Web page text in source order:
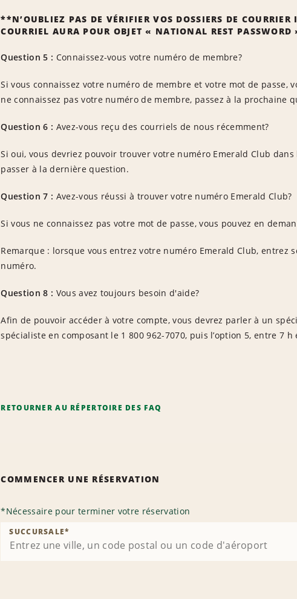
**N’OUBLIEZ PAS DE VÉRIFIER VOS DOSSIERS DE
COURRIEL AURA POUR OBJET « NATIONAL REST
Question 5 : Connaissez-vous votre numéro de membre?
Si vous connaissez votre numéro de membre et votre mot de passe,
ne connaissez pas votre numéro de membre, passez à la prochaine
Question 6 : Avez-vous reçu des courriels de nous récemment?
Si oui, vous devriez pouvoir trouver votre numéro Emerald Club
passer à la dernière question.
Question 7 : Avez-vous réussi à trouver votre numéro Emerald Club?
Si vous ne connaissez pas votre mot de passe, vous pouvez en
Remarque : lorsque vous entrez votre numéro Emerald Club,
numéro.
Question 8 : Vous avez toujours besoin d'aide?
Afin de pouvoir accéder à votre compte, vous devrez parler à un
spécialiste en composant le 1 800 962-7070, puis l’option 5, entre 7 h
RETOURNER AU RÉPERTOIRE DES FAQ
COMMENCER UNE RÉSERVATION
*Nécessaire pour terminer votre réservation
SUCCURSALE*